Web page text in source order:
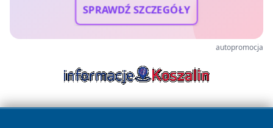
SPRAWDŹ SZCZEGÓŁY
autopromocja